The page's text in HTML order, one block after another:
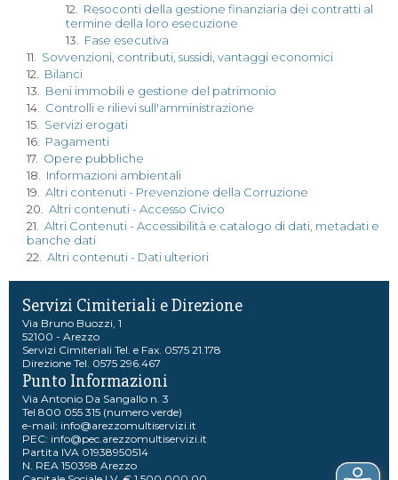
12. Resoconti della gestione finanziaria dei contratti al
termine della loro esecuzione
13. Fase esecutiva
11. Sovvenzioni, contributi, sussidi, vantaggi economici
12. Bilanci
13. Beni immobili e gestione del patrimonio
14. Controlli e rilievi sull'amministrazione
15. Servizi erogati
16. Pagamenti
17. Opere pubbliche
18. Informazioni ambientali
19. Altri contenuti - Prevenzione della Corruzione
20. Altri contenuti - Accesso Civico
21. Altri Contenuti - Accessibilità e catalogo di dati, metadati e
banche dati
22. Altri contenuti - Dati ulteriori
Servizi Cimiteriali e Direzione
Via Bruno Buozzi, 1
52100 - Arezzo
Servizi Cimiteriali Tel. e Fax. 0575 21.178
Direzione Tel. 0575 296.467
Punto Informazioni
Via Antonio Da Sangallo n. 3
Tel 800 055 315 (numero verde)
e-mail: info@arezzomultiservizi.it
PEC: info@pec.arezzomultiservizi.it
Partita IVA 01938950514
N. REA 150398 Arezzo